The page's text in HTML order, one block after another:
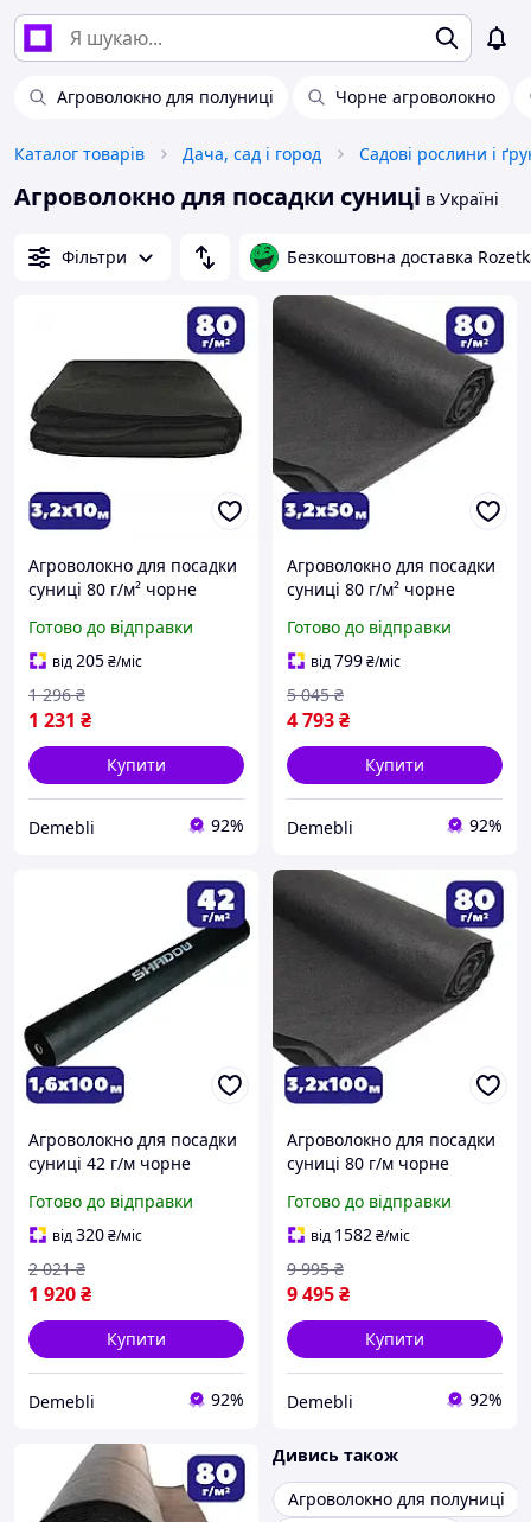
Агроволокно для полуниці Чорне агроволокно
Каталог товарів Дача, сад і город Садові рослини і
Агроволокно для посадки суниці в Україні
Фільтри Безкоштовна доставка
Агроволокно для посадки
суниці 80 г/м² чорне
та полуниці від бурʼянів
(br-AWB8032010)
Готово до відправки
від205₴/міс
1 231 ₴
1 296 ₴
Купити
Demebli 92%
Агроволокно для посадки
суниці 80 г/м² чорне
та полуниці від бурʼянів
(br-AWB8032050)
Готово до відправки
від799₴/міс
4 793₴
5 045 ₴
Купити
Demebli 92%
Агроволокно для посадки
суниці 42 г/м чорне
та полуниці від бурʼянів
(АВЧР00001)
Готово до відправки
від320₴/міс
1 920₴
2 021 ₴
Купити
Demebli 92%
Агроволокно для посадки
суниці 80 г/м чорне
та полуниці від бурʼянів
(br-AWB8032100)
Готово до відправки
від 1582₴/міс
9 495₴
9 995 ₴
Купити
Demebli 92%
Дивись також
Агроволокно для полуниці